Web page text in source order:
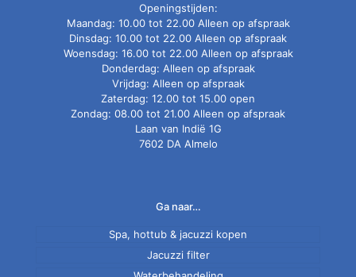
Openingstijden:
Maandag: 10.00 tot 22.00 Alleen op afspraak
Dinsdag: 10.00 tot 22.00 Alleen op afspraak
Woensdag: 16.00 tot 22.00 Alleen op afspraak
Donderdag: Alleen op afspraak
Vrijdag: Alleen op afspraak
Zaterdag: 12.00 tot 15.00 open
Zondag: 08.00 tot 21.00 Alleen op afspraak
Laan van Indië 1G
7602 DA Almelo
Ga naar…
Spa, hottub & jacuzzi kopen
Nieuwe spa
Jacuzzi filter